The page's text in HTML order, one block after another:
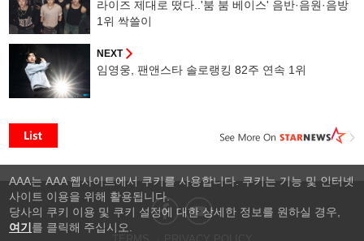
라이즈 제대로 떴다..'붐 붐 베이스' 음반·음원·음방
1위 싹쓸이
NEXT
임영웅, 팬앤스타 솔로랭킹 82주 연속 1위
AAA는 AAA 웹사이트에서 쿠키를 사용합니다. 쿠키는 기능 및 인터넷
사이트 이용을 위해 활용됩니다.
당사의 쿠키 이용 및 쿠키 설정에 대한 상세한 정보를 원하실 경우,
여기 를 클릭해 주십시오.